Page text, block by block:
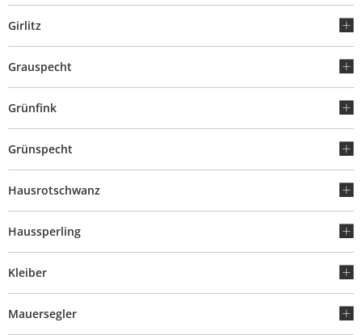
Girlitz
Grauspecht
Grünfink
Grünspecht
Hausrotschwanz
Haussperling
Kleiber
Mauersegler